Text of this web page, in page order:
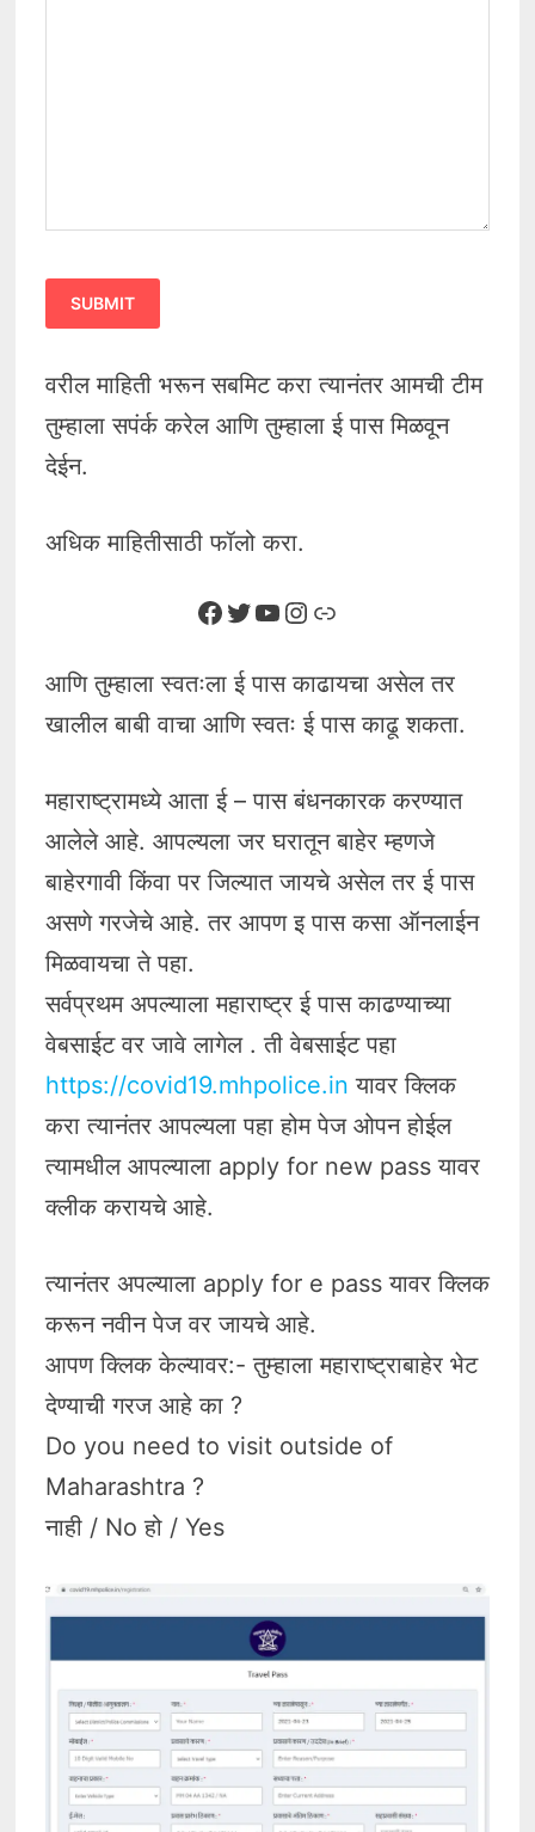
वरील माहिती भरून सबमिट करा त्यानंतर आमची टीम
तुम्हाला सपंर्क करेल आणि तुम्हाला ई पास मिळवून
देईन.
अधिक माहितीसाठी फॉलो करा.
Facebook
Twitter
YouTube
Instagram
Link
आणि तुम्हाला स्वतःला ई पास काढायचा असेल तर
खालील बाबी वाचा आणि स्वतः ई पास काढू शकता.
महाराष्ट्रामध्ये आता ई – पास बंधनकारक करण्यात
आलेले आहे. आपल्यला जर घरातून बाहेर म्हणजे
बाहेरगावी किंवा पर जिल्यात जायचे असेल तर ई पास
असणे गरजेचे आहे. तर आपण इ पास कसा ऑनलाईन
मिळवायचा ते पहा.
सर्वप्रथम अपल्याला महाराष्ट्र ई पास काढण्याच्या
वेबसाईट वर जावे लागेल . ती वेबसाईट पहा
https://covid19.mhpolice.in यावर क्लिक
करा त्यानंतर आपल्यला पहा होम पेज ओपन होईल
त्यामधील आपल्याला apply for new pass यावर
क्लीक करायचे आहे.
त्यानंतर अपल्याला apply for e pass यावर क्लिक
करून नवीन पेज वर जायचे आहे.
आपण क्लिक केल्यावर:- तुम्हाला महाराष्ट्राबाहेर भेट
देण्याची गरज आहे का ?
Do you need to visit outside of
Maharashtra ?
नाही / No हो / Yes